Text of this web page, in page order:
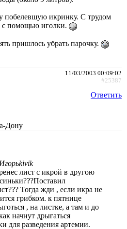
побелевшую икринку. С трудом
с помощью иголки.
пришлось убрать парочку.
11/03/2003 00:09:02
#25387
Ответить
Дону
лист с икрой в другою
Тогда жди , если икра не
грибком. к пятнице
, на листке, а там и до
начнут дрыгаться
для разведения артемии.